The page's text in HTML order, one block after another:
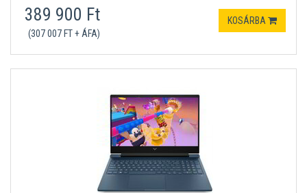
389 900 Ft
(307 007 FT + ÁFA)
KOSÁRBA